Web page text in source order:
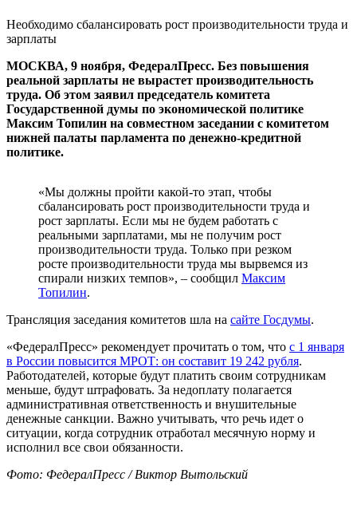
Необходимо сбалансировать рост производительности труда и
зарплаты
МОСКВА, 9 ноября, ФедералПресс. Без повышения
реальной зарплаты не вырастет производительность
труда. Об этом заявил председатель комитета
Государственной думы по экономической политике
Максим Топилин на совместном заседании с комитетом
нижней палаты парламента по денежно-кредитной
политике.
«Мы должны пройти какой-то этап, чтобы
сбалансировать рост производительности труда и
рост зарплаты. Если мы не будем работать с
реальными зарплатами, мы не получим рост
производительности труда. Только при резком
росте производительности труда мы вырвемся из
спирали низких темпов», – сообщил Максим
Топилин.
Трансляция заседания комитетов шла на сайте Госдумы.
«ФедералПресс» рекомендует прочитать о том, что с 1 января
в России повысится МРОТ: он составит 19 242 рубля.
Работодателей, которые будут платить своим сотрудникам
меньше, будут штрафовать. За недоплату полагается
административная ответственность и внушительные
денежные санкции. Важно учитывать, что речь идет о
ситуации, когда сотрудник отработал месячную норму и
исполнил все свои обязанности.
Фото: ФедералПресс / Виктор Вытольский